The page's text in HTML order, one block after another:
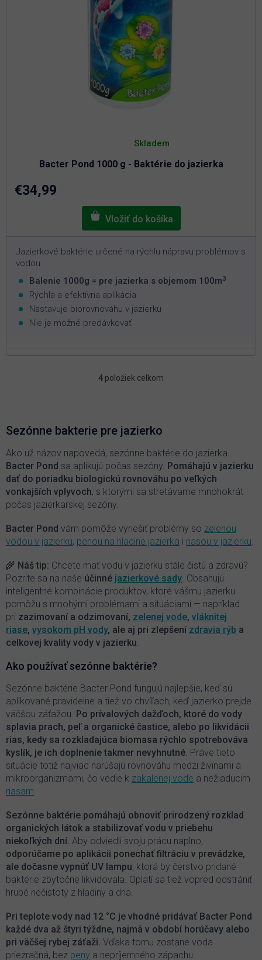
Bacter Pond 1000 g - Baktérie do jazierka
hodnotenie
je
4,8
Skladem
€34,99
Jazierkové baktérie určené na rýchlu nápravu problémov s
vodou.
Balenie 1000g = pre jazierka s objemom 100m3
Rýchla a efektívna aplikácia
Nastavuje biorovnováhu v jazierku
Nie je možné predávkovať
O
d
a
c
e
p
r
y
v
ý
p
i
s
u
4 položiek celkom
Sezónne bakterie pre jazierko
Ako už názov napovedá, sezónne baktérie do jazierka
Bacter Pond sa aplikujú počas sezóny. Pomáhajú v jazierku
dať do poriadku biologickú rovnováhu po veľkých
vonkajších vplyvoch, s ktorými sa stretávame mnohokrát
počas jazierkarskej sezóny.
Bacter Pond vám pomôže vyriešiť problémy so zelenou
vodou v jazierku, penou na hladine jazierka i riasou v jazierku.
🌾 Náš tip: Chcete mať vodu v jazierku stále čistú a zdravú?
Pozrite sa na naše účinné jazierkové sady. Obsahujú
inteligentné kombinácie produktov, ktoré vášmu jazierku
pomôžu s mnohými problémami a situáciami — napríklad
pri zazimovaní a odzimovaní, zelenej vode, vláknitej
riase, vysokom pH vody, ale aj pri zlepšení zdravia rýb a
celkovej kvality vody v jazierku.
Ako používať sezónne baktérie?
Sezónne baktérie Bacter Pond fungujú najlepšie, keď sú
aplikované pravidelne a tiež vo chvíľach, keď jazierko prejde
väčšou záťažou. Po prívalových dažďoch, ktoré do vody
splavia prach, peľ a organické častice, alebo po likvidácii
rias, kedy sa rozkladajúca biomasa rýchlo spotrebováva
kyslík, je ich doplnenie takmer nevyhnutné. Práve tieto
situácie totiž najviac narúšajú rovnováhu medzi živinami a
mikroorganizmami, čo vedie k zakalenej vode a nežiaducim
riasam.
Sezónne baktérie pomáhajú obnoviť prirodzený rozklad
organických látok a stabilizovať vodu v priebehu
niekoľkých dní. Aby odviedli svoju prácu naplno,
odporúčame po aplikácii ponechať filtráciu v prevádzke,
ale dočasne vypnúť UV lampu, ktorá by čerstvo pridané
baktérie zbytočne likvidovala. Oplatí sa tiež vopred odstrániť
hrubé nečistoty z hladiny a dna.
Pri teplote vody nad 12 °C je vhodné pridávať Bacter Pond
každé dva až štyri týždne, najmä v období horúčavy alebo
pri väčšej rybej záťaži. Vďaka tomu zostane voda
priezračná, bez peny a nepríjemného zápachu.